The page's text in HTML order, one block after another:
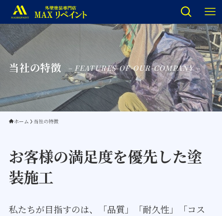
当社の特徴 – FEATURES-OF-OUR-COMPANY –
ホーム 当社の特徴
お客様の満足度を優先した塗
装施工
私たちが目指すのは、「品質」「耐久性」「コス